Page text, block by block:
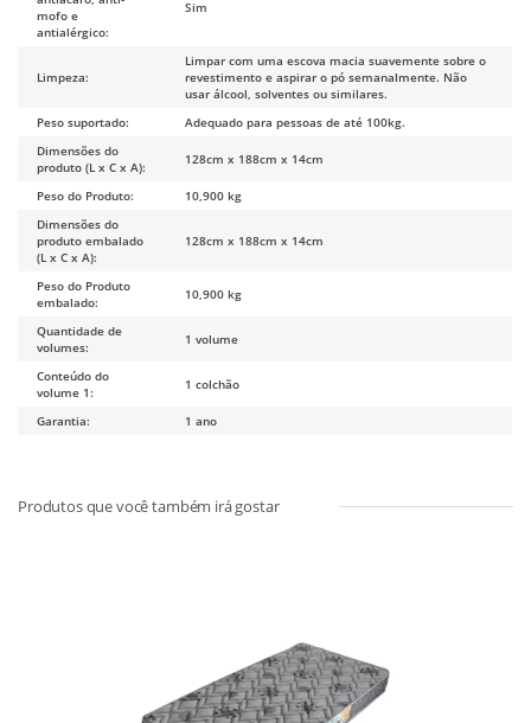
mofo e
antialérgico:
Sim
Limpeza:
Limpar com uma escova macia suavemente sobre o
revestimento e aspirar o pó semanalmente. Não
usar álcool, solventes ou similares.
Peso suportado:
Adequado para pessoas de até 100kg.
Dimensões do
produto (L x C x A):
128cm x 188cm x 14cm
Peso do Produto:
10,900 kg
Dimensões do
produto embalado
(L x C x A):
128cm x 188cm x 14cm
Peso do Produto
embalado:
10,900 kg
Quantidade de
volumes:
1 volume
Conteúdo do
volume 1:
1 colchão
Garantia: 1 ano